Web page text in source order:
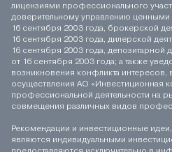
лицензиями профессионального
доверительному управлению ценными
16 сентября 2003 года, брокерской
16 сентября 2003 года, дилерской
16 сентября 2003 года, депозитарной
от 16 сентября 2003 года; а также
возникновения конфликта интересов,
осуществления АО «Инвестиционная
профессиональной деятельности на
совмещения различных видов
Рекомендации и инвестиционные
являются индивидуальными